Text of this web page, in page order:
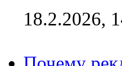
18.2.2026,